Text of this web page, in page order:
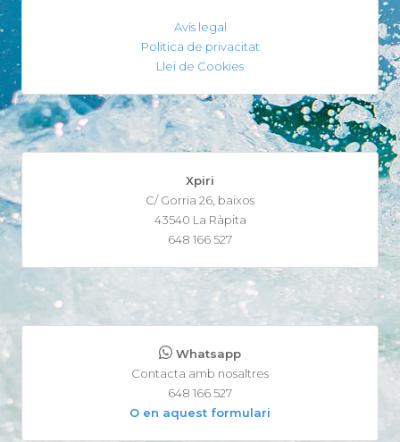
Avís legal
Politica de privacitat
Llei de Cookies
Xpiri
C/ Gorria 26, baixos
43540 La Ràpita
648 166 527
Whatsapp
Contacta amb nosaltres
648 166 527
O en aquest formulari